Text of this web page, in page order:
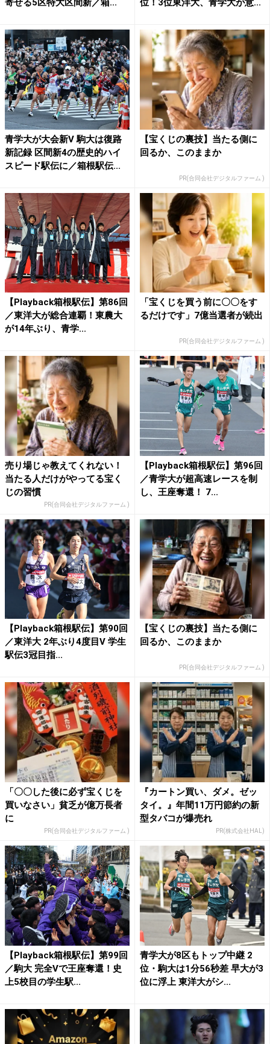
寄せる5区特大区間新／箱... 位！3位東洋大、青学大が意...
青学大が大会新V 駒大は復路
新記録 区間新4の歴史的ハイ
スピード駅伝に／箱根駅伝...
【宝くじの裏技】当たる側に
回るか、このままか
PR(合同会社デジタルファーム )
【Playback箱根駅伝】第86回
／東洋大が総合連覇！東農大
が14年ぶり、青学...
「宝くじを買う前に〇〇をす
るだけです」7億当選者が続出
PR(合同会社デジタルファーム )
売り場じゃ教えてくれない！
当たる人だけがやってる宝く
じの習慣
PR(合同会社デジタルファーム )
【Playback箱根駅伝】第96回
／青学大が超高速レースを制
し、王座奪還！ 7...
【Playback箱根駅伝】第90回
／東洋大 2年ぶり4度目V 学生
駅伝3冠目指...
【宝くじの裏技】当たる側に
回るか、このままか
PR(合同会社デジタルファーム )
「〇〇した後に必ず宝くじを
買いなさい」貧乏が億万長者
に
PR(合同会社デジタルファーム )
『カートン買い、ダメ。ゼッ
タイ。』年間11万円節約の新
型タバコが爆売れ
PR(株式会社HAL)
【Playback箱根駅伝】第99回
／駒大 完全Vで王座奪還！史
上5校目の学生駅...
青学大が8区もトップ中継 2
位・駒大は1分56秒差 早大が3
位に浮上 東洋大がシ...